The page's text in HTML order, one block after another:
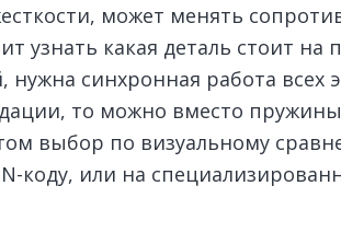
может менять
узнать какая деталь стоит
нужна синхронная работа всех
то можно вместо
выбор по визуальному
или на